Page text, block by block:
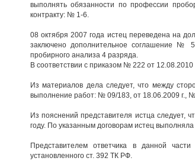
выполнять обязанности по профессии
контракту: № 1-6.
08 октября 2007 года истец переведена на
заключено дополнительное соглашение №
пробирного анализа 4 разряда.
В соответствии с приказом № 222 от
Из материалов дела следует, что между
выполнение работ: № 09/183, от 18.06.2009 г.,
Из пояснений представителя истца следует,
году. По указанным договорам истец
Представителем ответчика в данной
установленного ст. 392 ТК РФ.